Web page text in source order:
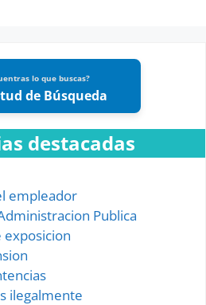
lo que buscas?
de Búsqueda
destacadas
empleador
Publica
exposicion
ilegalmente